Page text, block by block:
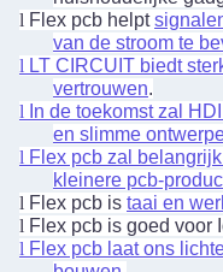
l Flex pcb helpt
van de stroom te
l LT CIRCUIT biedt
vertrouwen.
l In de toekomst zal
en slimme
l Flex pcb zal
kleinere pcb-
l Flex pcb is taai en
l Flex pcb is goed voor
l Flex pcb laat ons